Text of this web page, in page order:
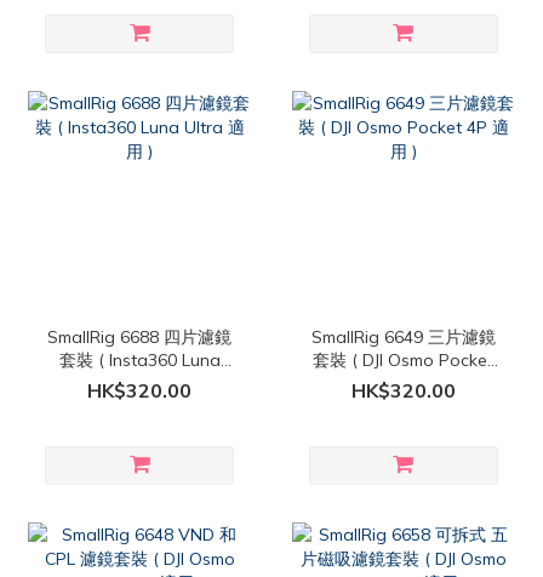
SmallRig 6688 四片濾鏡
套裝 ( Insta360 Luna
Ultra 適用 )
HK$320.00
SmallRig 6649 三片濾鏡
套裝 ( DJI Osmo Pocket
4P 適用 )
HK$320.00